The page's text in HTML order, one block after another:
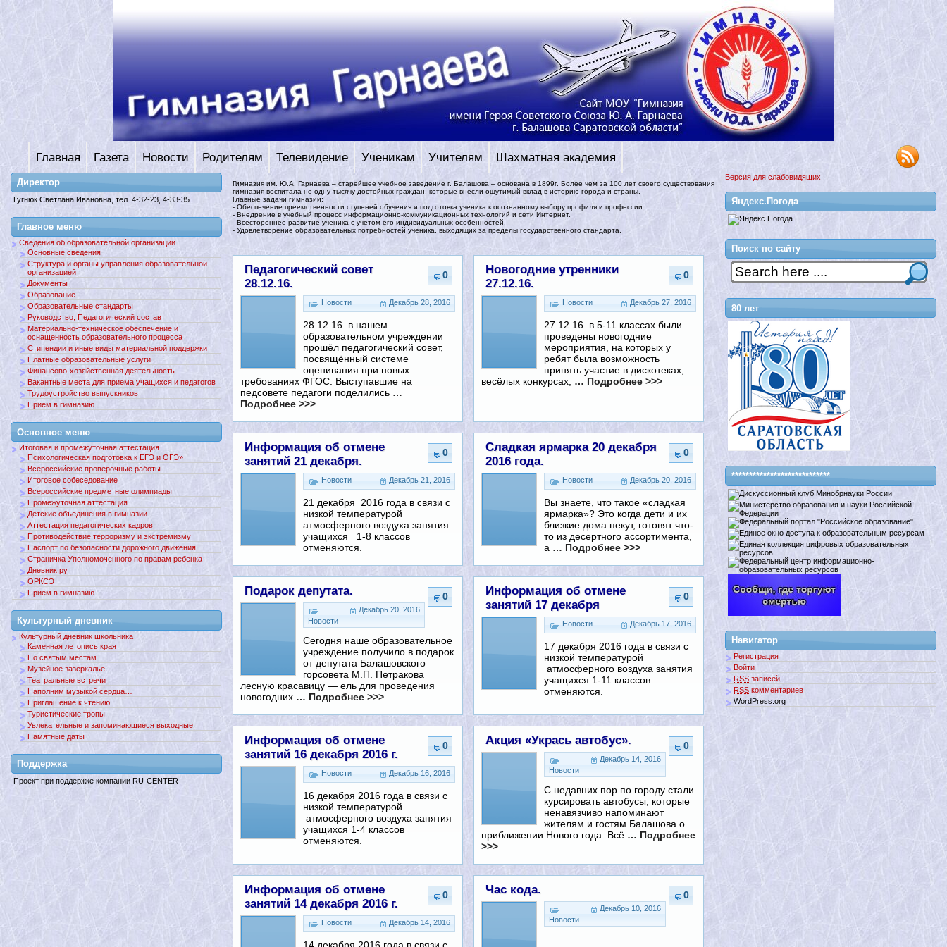
Главная Газета Новости Родителям Телевидение Ученикам Учителям Шахматная академия
Гимназия им. Ю.А. Гарнаева – старейшее учебное заведение г. Балашова – основана в 1899г. Более чем за 100 лет своего существования
гимназия воспитала не одну тысячу достойных граждан, которые внесли ощутимый вклад в историю города и страны.
Главные задачи гимназии:
- Обеспечение преемственности ступеней обучения и подготовка ученика к осознанному выбору профиля и профессии.
- Внедрение в учебный процесс информационно-коммуникационных технологий и сети Интернет.
- Всестороннее развитие ученика с учетом его индивидуальных особенностей.
- Удовлетворение образовательных потребностей ученика, выходящих за пределы государственного стандарта.
0
Педагогический совет
28.12.16.
Декабрь 28, 2016
Новости
28.12.16. в нашем
образовательном учреждении
прошёл педагогический совет,
посвящённый системе
оценивания при новых
требованиях ФГОС. Выступавшие на
педсовете педагоги поделились …
Подробнее >>>
0
Новогодние утренники
27.12.16.
Декабрь 27, 2016
Новости
27.12.16. в 5-11 классах были
проведены новогодние
мероприятия, на которых у
ребят была возможность
принять участие в дискотеках,
весёлых конкурсах, … Подробнее >>>
0
Информация об отмене
занятий 21 декабря.
Декабрь 21, 2016
Новости
21 декабря 2016 года в связи с
низкой температурой
атмосферного воздуха занятия
учащихся 1-8 классов
отменяются.
0
Сладкая ярмарка 20 декабря
2016 года.
Декабрь 20, 2016
Новости
Вы знаете, что такое «сладкая
ярмарка»? Это когда дети и их
близкие дома пекут, готовят что-
то из десертного ассортимента,
а … Подробнее >>>
0
Подарок депутата.
Декабрь 20, 2016
Новости
Сегодня наше образовательное
учреждение получило в подарок
от депутата Балашовского
горсовета М.П. Петракова
лесную красавицу — ель для проведения
новогодних … Подробнее >>>
0
Информация об отмене
занятий 17 декабря
Декабрь 17, 2016
Новости
17 декабря 2016 года в связи с
низкой температурой
атмосферного воздуха занятия
учащихся 1-11 классов
отменяются.
0
Информация об отмене
занятий 16 декабря 2016 г.
Декабрь 16, 2016
Новости
16 декабря 2016 года в связи с
низкой температурой
атмосферного воздуха занятия
учащихся 1-4 классов
отменяются.
0
Акция «Укрась автобус».
Декабрь 14, 2016
Новости
С недавних пор по городу стали
курсировать автобусы, которые
ненавязчиво напоминают
жителям и гостям Балашова о
приближении Нового года. Всё … Подробнее
>>>
0
Информация об отмене
занятий 14 декабря 2016 г.
Декабрь 14, 2016
Новости
14 декабря 2016 года в связи с
0
Час кода.
Декабрь 10, 2016
Новости
Директор
Гугнюк Светлана Ивановна, тел. 4-32-23, 4-33-35
Главное меню
Сведения об образовательной организации
Основные сведения
Структура и органы управления образовательной
организацией
Документы
Образование
Образовательные стандарты
Руководство, Педагогический состав
Материально-техническое обеспечение и
оснащенность образовательного процесса
Стипендии и иные виды материальной поддержки
Платные образовательные услуги
Финансово-хозяйственная деятельность
Вакантные места для приема учащихся и педагогов
Трудоустройство выпускников
Приём в гимназию
Основное меню
Итоговая и промежуточная аттестация
Психологическая подготовка к ЕГЭ и ОГЭ»
Всероссийские проверочные работы
Итоговое собеседование
Всероссийские предметные олимпиады
Промежуточная аттестация
Детские объединения в гимназии
Аттестация педагогических кадров
Противодействие терроризму и экстремизму
Паспорт по безопасности дорожного движения
Страничка Уполномоченного по правам ребенка
Дневник.ру
ОРКСЭ
Приём в гимназию
Культурный дневник
Культурный дневник школьника
Каменная летопись края
По святым местам
Музейное зазеркалье
Театральные встречи
Наполним музыкой сердца…
Приглашение к чтению
Туристические тропы
Увлекательные и запоминающиеся выходные
Памятные даты
Поддержкa
Проект при поддержке компании RU-CENTER
Версия для слабовидящих
Яндекс.Погода
Поиск по сайту
80 лет
****************************
Навигатор
Регистрация
Войти
RSS записей
RSS комментариев
WordPress.org